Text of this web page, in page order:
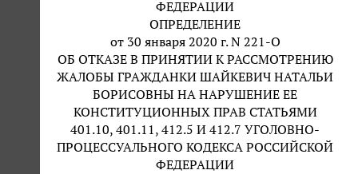
ФЕДЕРАЦИИ
ОПРЕДЕЛЕНИЕ
от 30 января 2020 г. N 221-О
ОБ ОТКАЗЕ В ПРИНЯТИИ К РАССМОТРЕНИЮ
ЖАЛОБЫ ГРАЖДАНКИ ШАЙКЕВИЧ НАТАЛЬИ
БОРИСОВНЫ НА НАРУШЕНИЕ ЕЕ
КОНСТИТУЦИОННЫХ ПРАВ СТАТЬЯМИ
401.10, 401.11, 412.5 И 412.7 УГОЛОВНО-
ПРОЦЕССУАЛЬНОГО КОДЕКСА РОССИЙСКОЙ
ФЕДЕРАЦИИ